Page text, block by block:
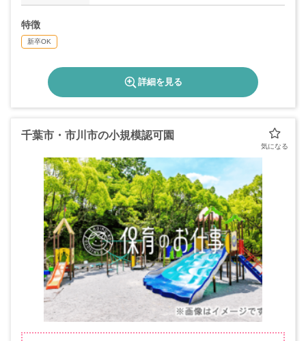
特徴
新卒OK
詳細を見る
千葉市・市川市の小規模認可園